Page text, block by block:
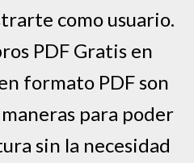
como usuario.
PDF Gratis en
formato PDF son
para poder
sin la necesidad